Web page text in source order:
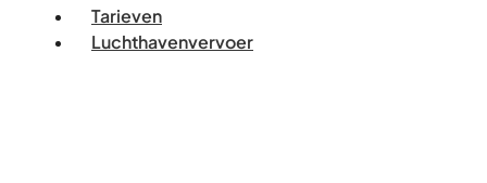
Tarieven
Luchthavenvervoer